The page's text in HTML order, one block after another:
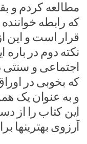
مطالعه کردم و
که رابطه خواننده
قرار است و این
نکته دوم در
اجتماعی و سنتی
که بخوبی در
و به عنوان یک
این کتاب را از
آرزوی